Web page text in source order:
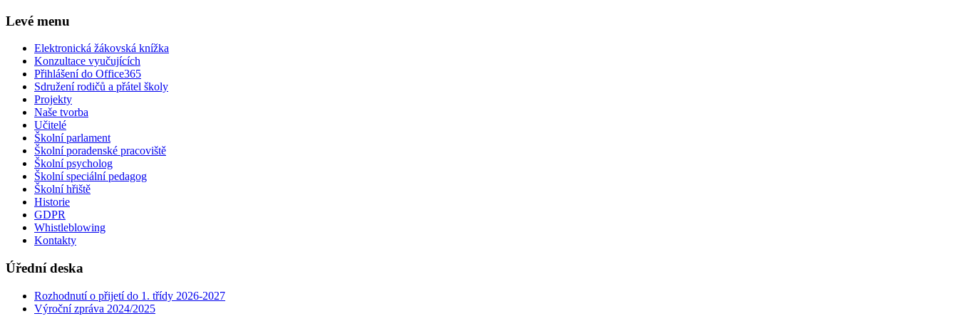
Levé menu
Elektronická žákovská knížka
Konzultace vyučujících
Přihlášení do Office365
Sdružení rodičů a přátel školy
Projekty
Naše tvorba
Učitelé
Školní parlament
Školní poradenské pracoviště
Školní psycholog
Školní speciální pedagog
Školní hřiště
Historie
GDPR
Whistleblowing
Kontakty
Úřední deska
Rozhodnutí o přijetí do 1. třídy 2026-2027
Výroční zpráva 2024/2025